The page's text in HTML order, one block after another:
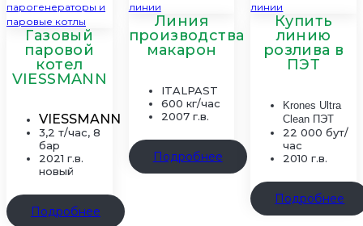
парогенераторы и
паровые котлы
Газовый
паровой
котел
VIESSMANN
VIESSMANN
3,2 т/час, 8
бар
2021 г.в.
новый
Подробнее
линии
Линия
производства
макарон
ITALPAST
600 кг/час
2007 г.в.
Подробнее
линии
Купить
линию
розлива в
ПЭТ
Krones Ultra
Clean ПЭТ
22 000 бут/
час
2010 г.в.
Подробнее